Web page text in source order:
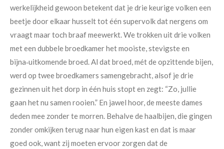
werkelijkheid gewoon betekent dat je drie keurige volken een
beetje door elkaar husselt tot één supervolk dat nergens om
vraagt maar toch braaf meewerkt. We trokken uit drie volken
met een dubbele broedkamer het mooiste, stevigste en
bijna‑uitkomende broed. Al dat broed, mét de opzittende bijen,
werd op twee broedkamers samengebracht, alsof je drie
gezinnen uit het dorp in één huis stopt en zegt: “Zo, jullie
gaan het nu samen rooien.” En jawel hoor, de meeste dames
deden mee zonder te morren. Behalve de haalbijen, die gingen
zonder omkijken terug naar hun eigen kast en dat is maar
goed ook, want zij moeten ervoor zorgen dat de